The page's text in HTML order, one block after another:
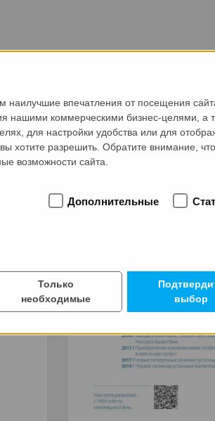
стимулирует нашу страсть к
нашего бизнеса - показать, кто
видение - и все это в одном
впечатления от посещения
нашими коммерческими бизнес-целями, а
для настройки удобства или для
хотите разрешить. Обратите внимание,
возможности сайта.
Дополнительные
Только
необходимые
выбор